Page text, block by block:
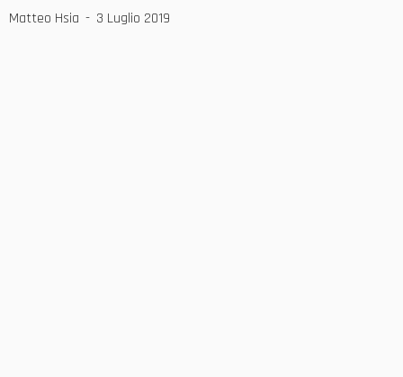
Matteo Hsia 3 Luglio 2019